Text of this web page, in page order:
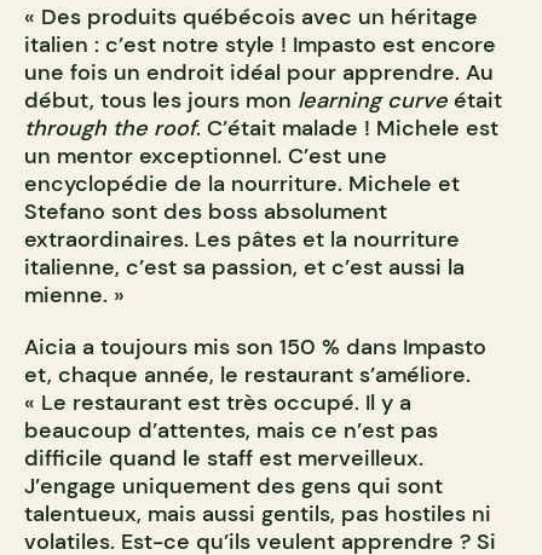
« Des produits québécois avec un héritage
italien : c’est notre style ! Impasto est encore
une fois un endroit idéal pour apprendre. Au
début, tous les jours mon learning curve était
through the roof. C’était malade ! Michele est
un mentor exceptionnel. C’est une
encyclopédie de la nourriture. Michele et
Stefano sont des boss absolument
extraordinaires. Les pâtes et la nourriture
italienne, c’est sa passion, et c’est aussi la
mienne. »
Aicia a toujours mis son 150 % dans Impasto
et, chaque année, le restaurant s’améliore.
« Le restaurant est très occupé. Il y a
beaucoup d’attentes, mais ce n’est pas
difficile quand le staff est merveilleux.
J’engage uniquement des gens qui sont
talentueux, mais aussi gentils, pas hostiles ni
volatiles. Est-ce qu’ils veulent apprendre ? Si